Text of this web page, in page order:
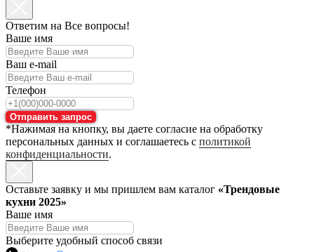
Ответим на Все вопросы!
Ваше имя
Ваш e-mail
Телефон
Отправить запрос
*Нажимая на кнопку, вы даете согласие на обработку
персональных данных и соглашаетесь с политикой
конфиденциальности.
Оставьте заявку и мы пришлем вам каталог «Трендовые
кухни 2025»
Ваше имя
Выберите удобный способ связи